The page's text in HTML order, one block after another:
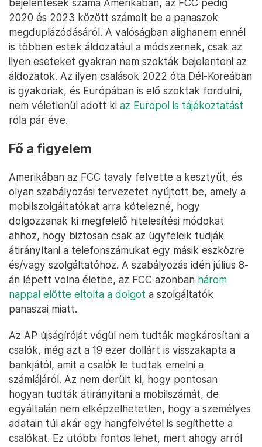
bejelentések száma Amerikában, az FCC pedig
2020 és 2023 között számolt be a panaszok
megduplázódásáról. A valóságban alighanem ennél
is többen estek áldozatául a módszernek, csak az
ilyen eseteket gyakran nem szokták bejelenteni az
áldozatok. Az ilyen csalások 2022 óta Dél-Koreában
is gyakoriak, és Európában is elő szoktak fordulni,
nem véletlenül adott ki az Europol is tájékoztatást
róla pár éve.
Fő a figyelem
Amerikában az FCC tavaly felvette a kesztyűt, és
olyan szabályozási tervezetet nyújtott be, amely a
mobilszolgáltatókat arra kötelezné, hogy
dolgozzanak ki megfelelő hitelesítési módokat
ahhoz, hogy biztosan csak az ügyfeleik tudják
átirányítani a telefonszámukat egy másik eszközre
és/vagy szolgáltatóhoz. A szabályozás idén július 8-
án lépett volna életbe, az FCC azonban három
nappal előtte eltolta a dolgot a szolgáltatók
panaszai miatt.
Az AP újságíróját végül nem tudták megkárosítani a
csalók, még azt a 19 ezer dollárt is visszakapta a
bankjától, amit a csalók le tudtak emelni a
számlájáról. Az nem derült ki, hogy pontosan
hogyan tudták átirányítani a mobilszámát, de
egyáltalán nem elképzelhetetlen, hogy a személyes
adatain túl akár egy hangfelvétel is segíthette a
csalókat. Ez utóbbi fontos lehet, mert ahogy arról